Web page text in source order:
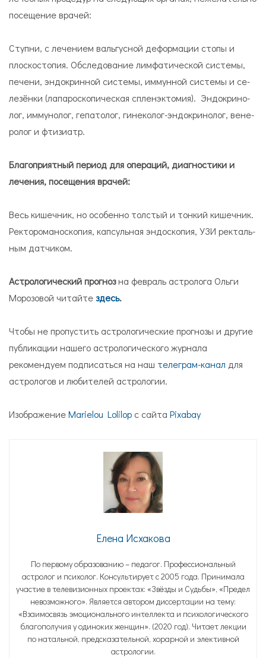
посещение врачей:
Ступ­ни, с ле­че­нием валь­гус­ной де­фор­ма­ции сто­пы и
плос­ко­сто­пия. Обследование лим­фа­ти­че­ской си­сте­мы,
пе­чени, эн­до­крин­ной си­сте­мы, иммунной си­сте­мы и се­
ле­зён­ки (лапароскопическая спленэктомия). Эн­до­кри­но­
лог, иммунолог, гепатолог, ги­не­ко­лог-эн­до­кри­но­лог, ве­не­
ро­лог и фти­зи­атр.
Благоприятный период для операций, диагностики и
лечения, посещения врачей:
Весь ки­шеч­ник, но особенно­ тол­стый и тон­кий ки­шеч­ник.
Рек­то­ро­ма­но­ско­пия, кап­суль­ная эн­до­ско­пия, УЗИ рек­таль­
ным дат­чи­ком.
Астрологический прогнозна февраль астролога Ольги
Морозовой читайтездесь.
Чтобы не пропустить астрологические прогнозы и другие
публикации нашего астрологического журнала
рекомендуем подписаться на наш телеграм-канал для
астрологов и любителей астрологии.
ИзображениеMarielou Lolilop с сайта Pixabay
Елена Исхакова
По первому образованию – педагог. Профессиональный
астролог и психолог. Консультирует с 2005 года. Принимала
участие в телевизионных проектах: «Звёзды и Судьбы», «Предел
невозможного». Является автором диссертации на тему:
«Взаимосвязь эмоционального интеллекта и психологического
благополучия у одиноких женщин». (2020 год). Читает лекции
по натальной, предсказательной, хорарной и элективной
астрологии.